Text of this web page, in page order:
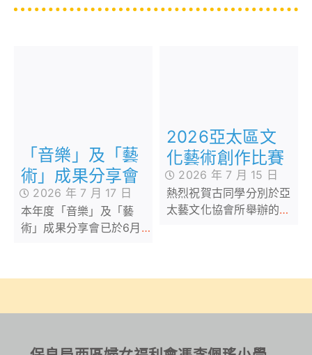
「音樂」及「藝
術」成果分享會
2026 年 7 月 17 日
本年度「音樂」及「藝
術」成果分享會已於6月
弦樂團、弦樂團、管樂及
冠軍、武術小組、爵士舞
小組共同攜手共創
2026亞太區文
化藝術創作比賽
2026 年 7 月 15 日
熱烈祝賀古同學分別於亞
太藝文化協會所舉辦的
賽2026中榮獲多個不同獎